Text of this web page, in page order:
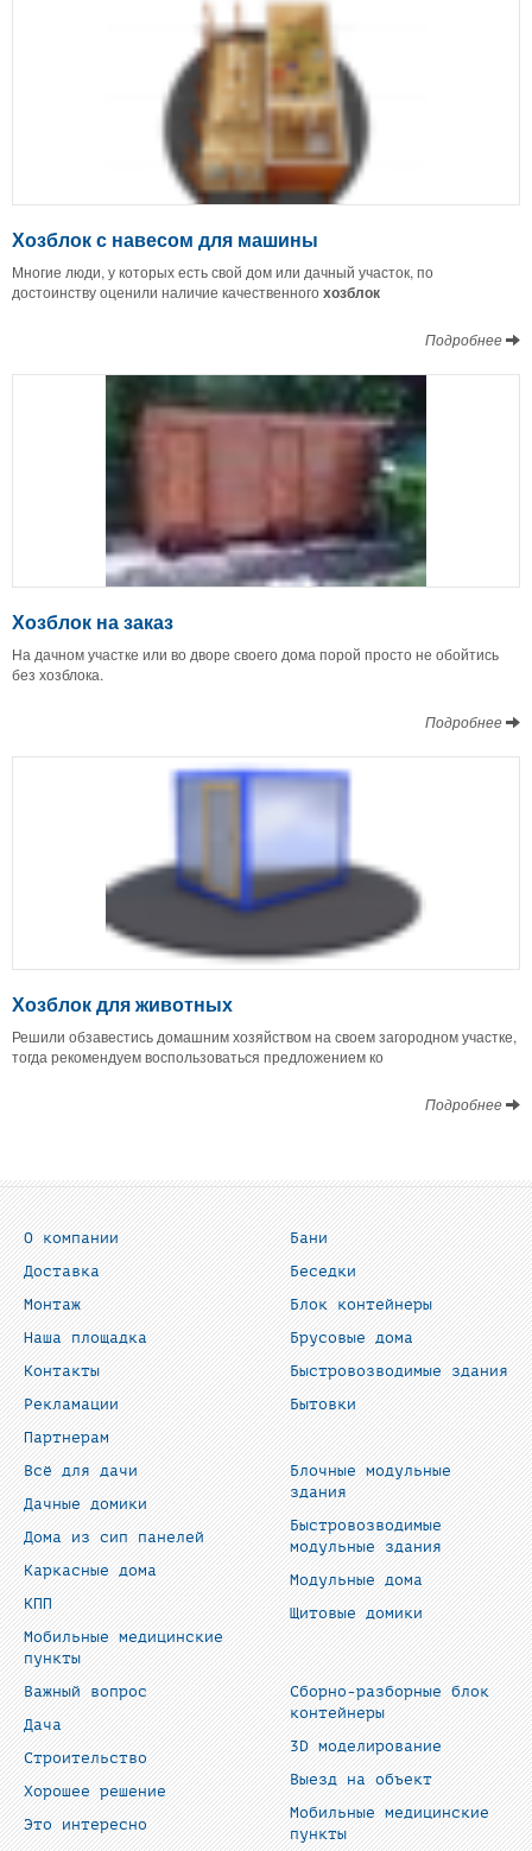
Хозблок с навесом для машины
Многие люди, у которых есть свой дом или дачный участок, по
достоинству оценили наличие качественногохозблок
Подробнее
Хозблок на заказ
На дачном участке или во дворе своего дома порой просто не обойтись
без хозблока.
Подробнее
Хозблок для животных
Решили обзавестись домашним хозяйством на своем загородном участке,
тогда рекомендуем воспользоваться предложением ко
Подробнее
О компании
Доставка
Монтаж
Наша площадка
Контакты
Рекламации
Партнерам
Бани
Беседки
Блок контейнеры
Брусовые дома
Быстровозводимые здания
Бытовки
Всё для дачи
Дачные домики
Дома из сип панелей
Каркасные дома
КПП
Мобильные медицинские
пункты
Блочные модульные
здания
Быстровозводимые
модульные здания
Модульные дома
Щитовые домики
Важный вопрос
Дача
Строительство
Хорошее решение
Это интересно
Сборно-разборные блок
контейнеры
3D моделирование
Выезд на объект
Мобильные медицинские
пункты